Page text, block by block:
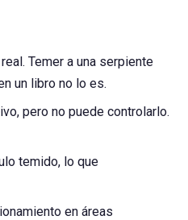
Temer a una serpiente
un libro no lo es.
pero no puede controlarlo.
temido, lo que
en áreas